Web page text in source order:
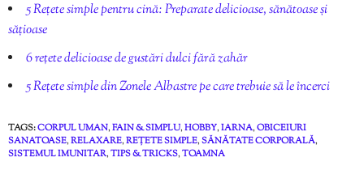
5 Rețete simple pentru cină: Preparate delicioase, sănătoase și
sățioase
6 rețete delicioase de gustări dulci fără zahăr
5 Rețete simple din Zonele Albastre pe care trebuie să le încerci
TAGS:CORPUL UMAN,FAIN & SIMPLU,HOBBY,IARNA,OBICEIURI
SANATOASE,RELAXARE,REȚETE SIMPLE,SĂNĂTATE CORPORALĂ,
SISTEMUL IMUNITAR,TIPS & TRICKS,TOAMNA